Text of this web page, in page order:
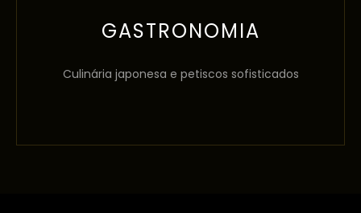
GASTRONOMIA
Culinária japonesa e petiscos sofisticados